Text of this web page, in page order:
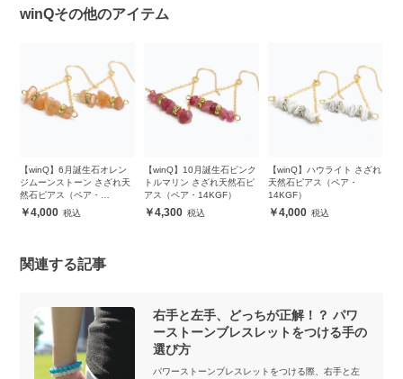
winQその他のアイテム
【winQ】6月誕生石オレン
ジムーンストーン さざれ天
然石ピアス（ペア・
14KGF）
4,000
【winQ】10月誕生石ピンク
トルマリン さざれ天然石ピ
アス（ペア・14KGF）
4,300
【winQ】ハウライト さざれ
天然石ピアス（ペア・
14KGF）
4,000
関連する記事
右手と左手、どっちが正解！？ パワ
ーストーンブレスレットをつける手の
選び方
パワーストーンブレスレットをつける際、右手と左